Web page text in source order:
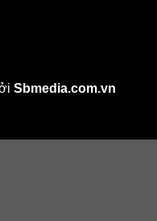
Sbmedia.com.vn